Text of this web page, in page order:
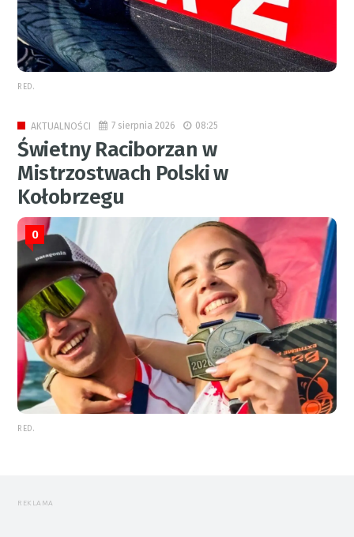
RED.
AKTUALNOŚCI 7 sierpnia 2026 08:25
Świetny Raciborzan w
Mistrzostwach Polski w
Kołobrzegu
0
RED.
REKLAMA